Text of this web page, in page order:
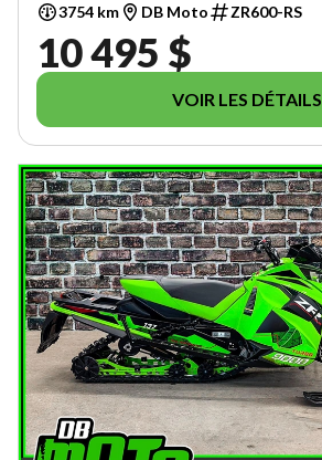
3754 km DB Moto ZR600-RS
10 495 $
VOIR LES DÉTAILS